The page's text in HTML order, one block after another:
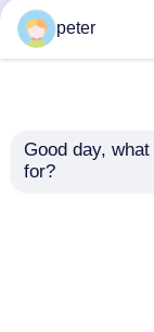
Fábrica
peter
Good day,
for?